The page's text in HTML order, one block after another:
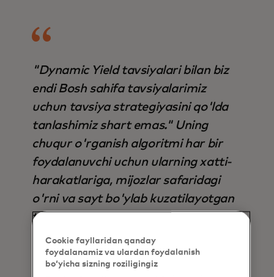
"Dynamic Yield tavsiyalari bilan biz
endi Bosh sahifa tavsiyalarimiz
uchun tavsiya strategiyasini qo'lda
tanlashimiz shart emas." Uning
chuqur o'rganish algoritmi har bir
foydalanuvchi uchun ularning xatti-
harakatlariga, mijozlar safaridagi
o'rni va sayt bo'ylab kuzatilayotgan
tendentsiyalarga asoslanib,
avtomatik ravishda to'g'ri
parametrlar to'plamini aniqlaydi, bu
esa uni nafaqat natija, balki vaqtni
Cookie fayllaridan qanday
foydalanamiz va ulardan foydalanish
bo‘yicha sizning roziligingiz